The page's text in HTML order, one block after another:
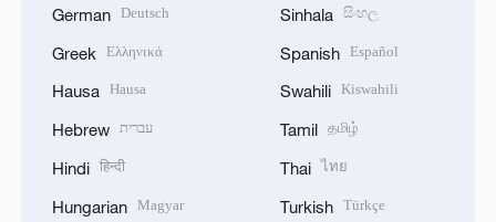
German Deutsch
Greek Ελληνικά
Hausa Hausa
Hebrew עברית
Hindi हिन्दी
Hungarian Magyar
Sinhala සිංහල
Spanish Español
Swahili Kiswahili
Tamil தமிழ்
Thai ไทย
Turkish Türkçe